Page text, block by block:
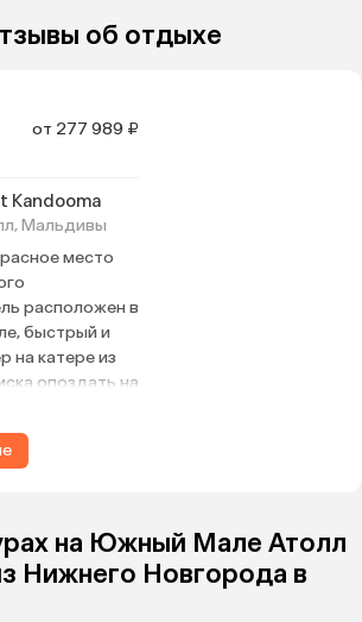
об отдыхе
от 277 989 ₽
Kandooma
Мальдивы
место
расположен в
быстрый и
на катере из
опоздать на
и
есть
на
территория с
большие
пляжей на
на Южный Мале Атолл
Нижнего Новгорода в